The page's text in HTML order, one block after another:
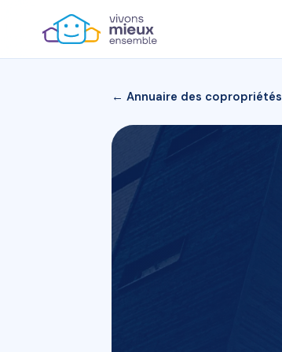
← Annuaire des copropriétés